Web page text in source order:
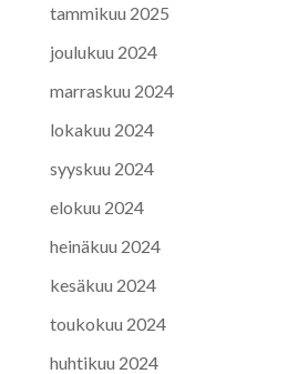
tammikuu 2025
joulukuu 2024
marraskuu 2024
lokakuu 2024
syyskuu 2024
elokuu 2024
heinäkuu 2024
kesäkuu 2024
toukokuu 2024
huhtikuu 2024